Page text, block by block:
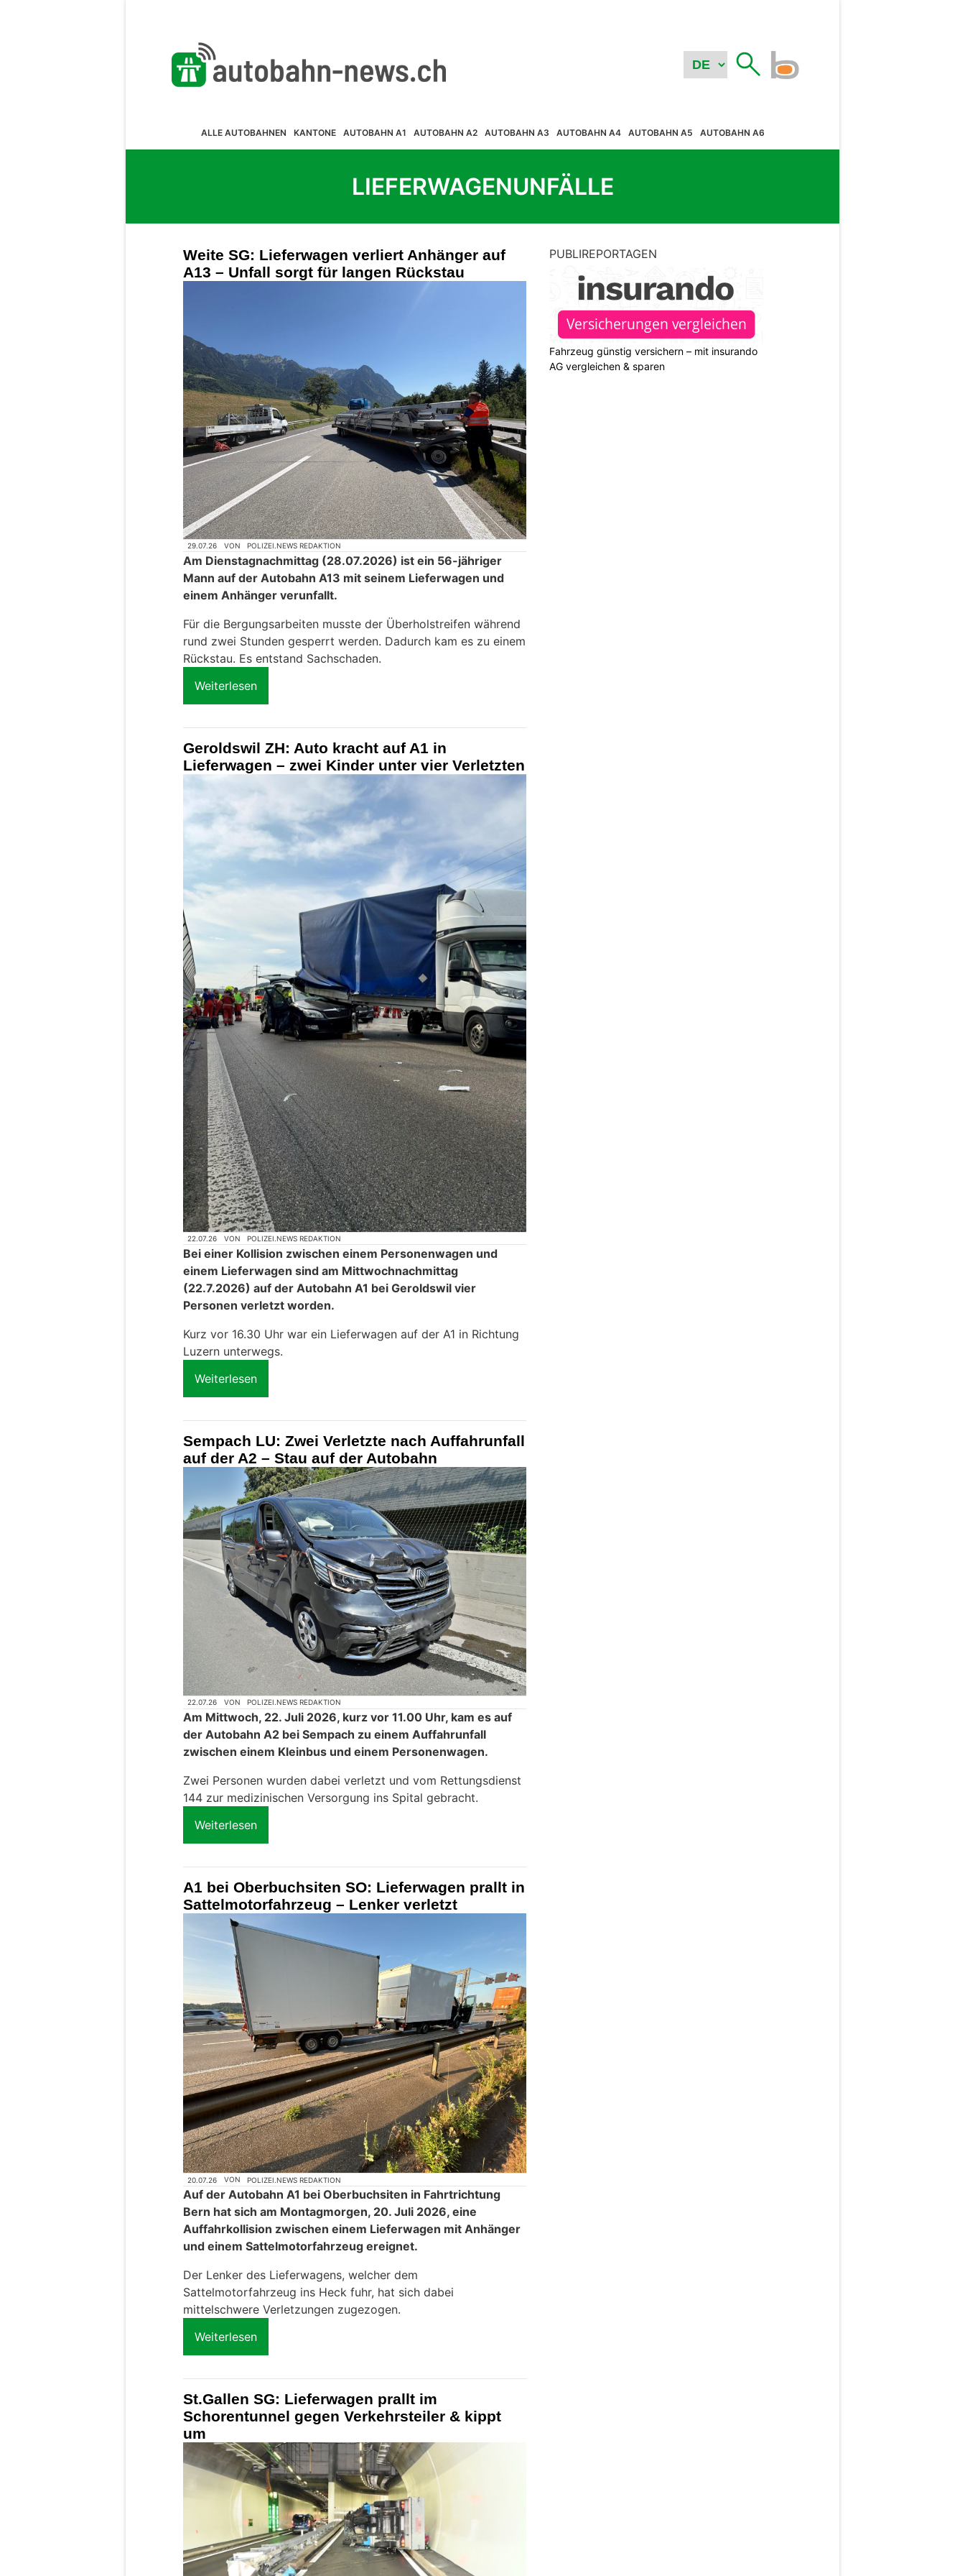
ALLE AUTOBAHNEN KANTONE AUTOBAHN A1 AUTOBAHN A2 AUTOBAHN A3 AUTOBAHN A4 AUTOBAHN A5 AUTOBAHN A6
LIEFERWAGENUNFÄLLE
Weite SG: Lieferwagen verliert Anhänger auf
A13 – Unfall sorgt für langen Rückstau
29.07.26 VON POLIZEI.NEWS REDAKTION
Am Dienstagnachmittag (28.07.2026) ist ein 56-jähriger
Mann auf der Autobahn A13 mit seinem Lieferwagen und
einem Anhänger verunfallt.
Für die Bergungsarbeiten musste der Überholstreifen während
rund zwei Stunden gesperrt werden. Dadurch kam es zu einem
Rückstau. Es entstand Sachschaden.
Weiterlesen
Geroldswil ZH: Auto kracht auf A1 in
Lieferwagen – zwei Kinder unter vier Verletzten
22.07.26 VON POLIZEI.NEWS REDAKTION
Bei einer Kollision zwischen einem Personenwagen und
einem Lieferwagen sind am Mittwochnachmittag
(22.7.2026) auf der Autobahn A1 bei Geroldswil vier
Personen verletzt worden.
Kurz vor 16.30 Uhr war ein Lieferwagen auf der A1 in Richtung
Luzern unterwegs.
Weiterlesen
Sempach LU: Zwei Verletzte nach Auffahrunfall
auf der A2 – Stau auf der Autobahn
22.07.26 VON POLIZEI.NEWS REDAKTION
Am Mittwoch, 22. Juli 2026, kurz vor 11.00 Uhr, kam es auf
der Autobahn A2 bei Sempach zu einem Auffahrunfall
zwischen einem Kleinbus und einem Personenwagen.
Zwei Personen wurden dabei verletzt und vom Rettungsdienst
144 zur medizinischen Versorgung ins Spital gebracht.
Weiterlesen
A1 bei Oberbuchsiten SO: Lieferwagen prallt in
Sattelmotorfahrzeug – Lenker verletzt
20.07.26 VON POLIZEI.NEWS REDAKTION
Auf der Autobahn A1 bei Oberbuchsiten in Fahrtrichtung
Bern hat sich am Montagmorgen, 20. Juli 2026, eine
Auffahrkollision zwischen einem Lieferwagen mit Anhänger
und einem Sattelmotorfahrzeug ereignet.
Der Lenker des Lieferwagens, welcher dem
Sattelmotorfahrzeug ins Heck fuhr, hat sich dabei
mittelschwere Verletzungen zugezogen.
Weiterlesen
St.Gallen SG: Lieferwagen prallt im
Schorentunnel gegen Verkehrsteiler & kippt
um
PUBLIREPORTAGEN
Fahrzeug günstig versichern – mit insurando
AG vergleichen & sparen